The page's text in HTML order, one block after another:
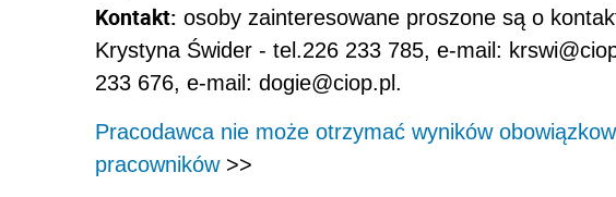
Kontakt: osoby zainteresowane proszone są o
Krystyna Świder - tel.226 233 785, e-mail:
233 676, e-mail: dogie@ciop.pl.
Pracodawca nie może otrzymać wyników
pracowników>>